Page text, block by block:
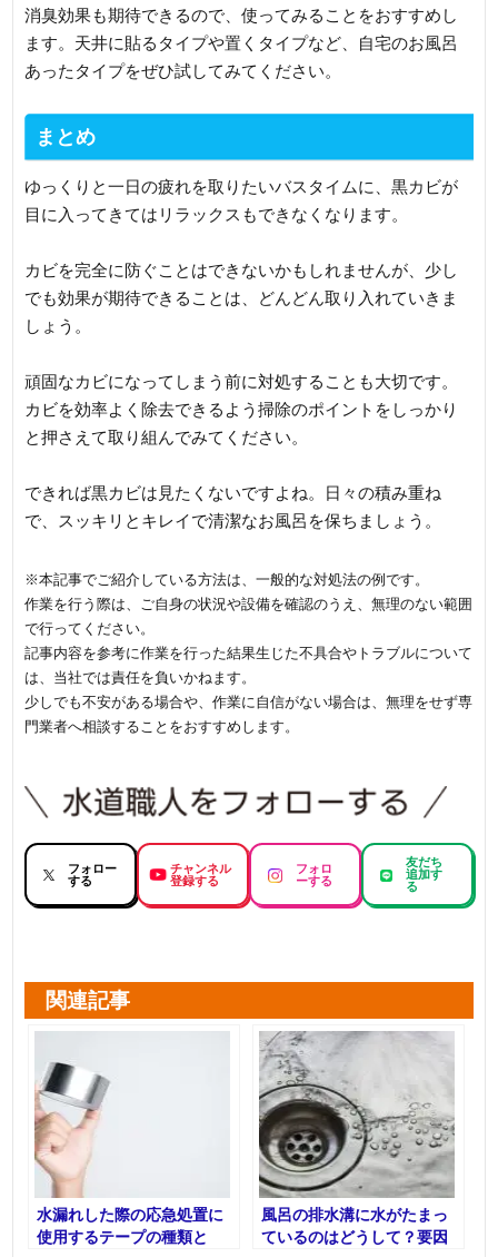
消臭効果も期待できるので、使ってみることをおすすめし
ます。天井に貼るタイプや置くタイプなど、自宅のお風呂
あったタイプをぜひ試してみてください。
まとめ
ゆっくりと一日の疲れを取りたいバスタイムに、黒カビが
目に入ってきてはリラックスもできなくなります。
カビを完全に防ぐことはできないかもしれませんが、少し
でも効果が期待できることは、どんどん取り入れていきま
しょう。
頑固なカビになってしまう前に対処することも大切です。
カビを効率よく除去できるよう掃除のポイントをしっかり
と押さえて取り組んでみてください。
できれば黒カビは見たくないですよね。日々の積み重ね
で、スッキリとキレイで清潔なお風呂を保ちましょう。
※本記事でご紹介している方法は、一般的な対処法の例です。
作業を行う際は、ご自身の状況や設備を確認のうえ、無理のない範囲
で行ってください。
記事内容を参考に作業を行った結果生じた不具合やトラブルについて
は、当社では責任を負いかねます。
少しでも不安がある場合や、作業に自信がない場合は、無理をせず専
門業者へ相談することをおすすめします。
フォロー
する
チャンネル
登録する
フォロ
ーする
友だち
追加す
る
関連記事
水漏れした際の応急処置に
使用するテープの種類と
風呂の排水溝に水がたまっ
ているのはどうして？要因